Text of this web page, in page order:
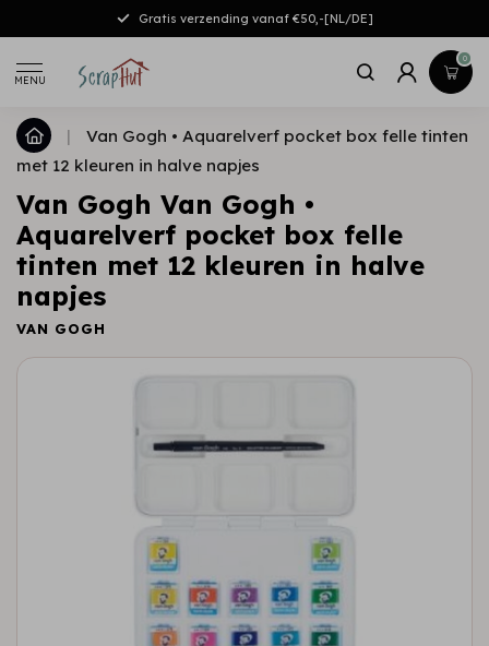
Gratis verzending vanaf €50,-[NL/DE]
MENU
0
|
Van Gogh • Aquarelverf pocket box felle tinten
met 12 kleuren in halve napjes
Van Gogh Van Gogh •
Aquarelverf pocket box felle
tinten met 12 kleuren in halve
napjes
VAN GOGH